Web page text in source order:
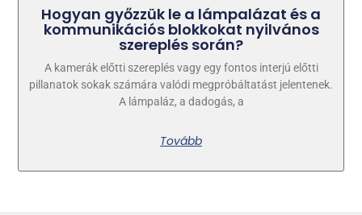
Hogyan győzzük le a lámpalázat és a
kommunikációs blokkokat nyilvános
szereplés során?
A kamerák előtti szereplés vagy egy fontos interjú előtti
pillanatok sokak számára valódi megpróbáltatást jelentenek.
A lámpaláz, a dadogás, a
Tovább